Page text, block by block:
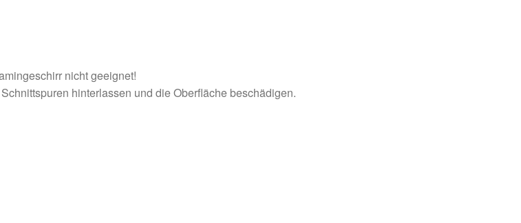
nicht geeignet!
hinterlassen und die Oberfläche beschädigen.